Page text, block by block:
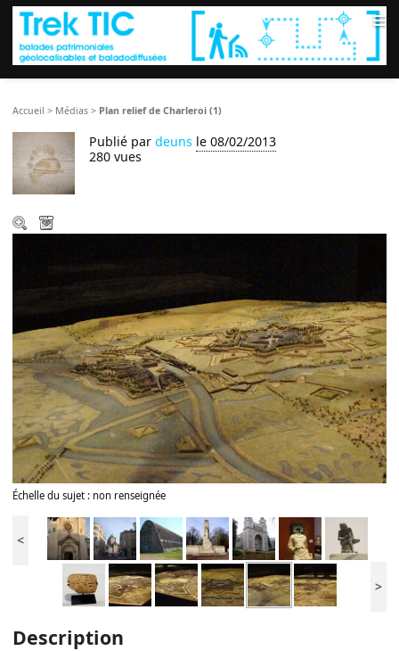
≡
Accueil > Médias > Plan relief de Charleroi (1)
Publié pardeuns le 08/02/2013
280 vues
Échelle du sujet : non renseignée
<
>
Description